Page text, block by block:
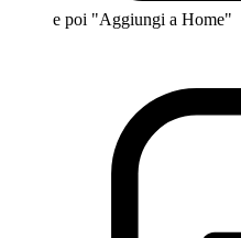
e poi "Aggiungi a Home"